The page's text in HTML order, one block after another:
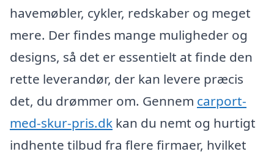
havemøbler, cykler, redskaber og meget
mere. Der findes mange muligheder og
designs, så det er essentielt at finde den
rette leverandør, der kan levere præcis
det, du drømmer om. Gennem carport-
med-skur-pris.dk kan du nemt og hurtigt
indhente tilbud fra flere firmaer, hvilket